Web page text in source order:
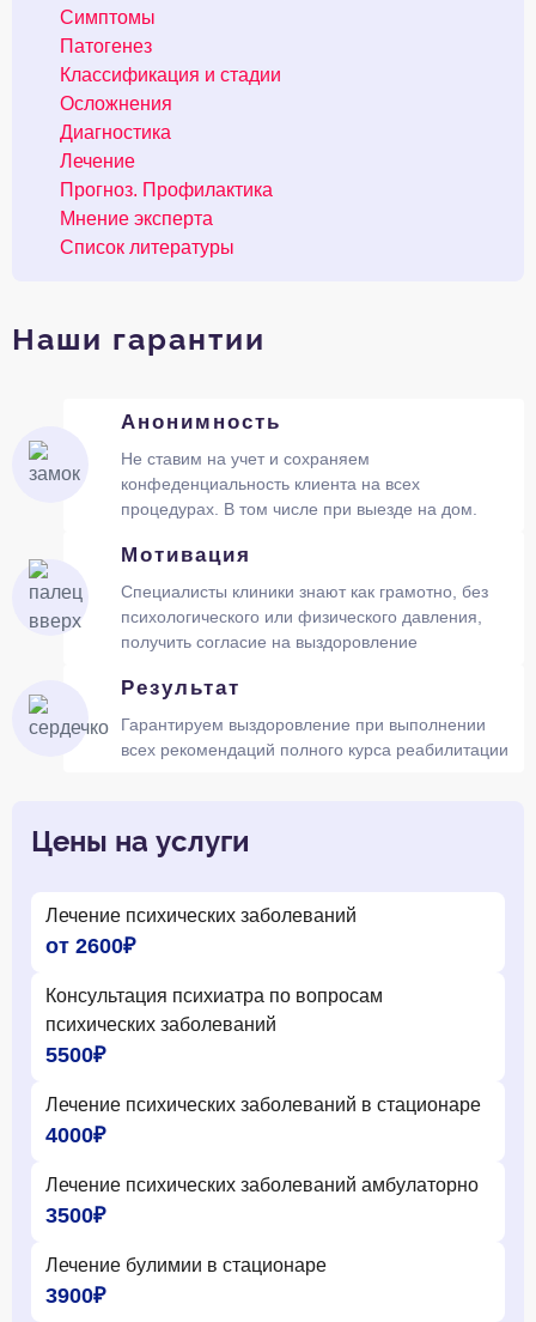
Симптомы
Патогенез
Классификация и стадии
Осложнения
Диагностика
Лечение
Прогноз. Профилактика
Мнение эксперта
Список литературы
Наши гарантии
Анонимность
Не ставим на учет и сохраняем
конфеденциальность клиента на всех
процедурах. В том числе при выезде на дом.
Мотивация
Специалисты клиники знают как грамотно, без
психологического или физического давления,
получить согласие на выздоровление
Результат
Гарантируем выздоровление при выполнении
всех рекомендаций полного курса реабилитации
Цены на услуги
Лечение психических заболеваний
от 2600₽
Консультация психиатра по вопросам
психических заболеваний
5500₽
Лечение психических заболеваний в стационаре
4000₽
Лечение психических заболеваний амбулаторно
3500₽
Лечение булимии в стационаре
3900₽